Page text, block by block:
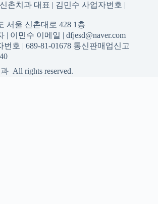
촌치과 대표 | 김민수 사업자번호 |
서울 신촌대로 428 1층
| 이민수 이메일 | dfjesd@naver.com
호 | 689-81-01678 통신판매업신고
All rights reserved.